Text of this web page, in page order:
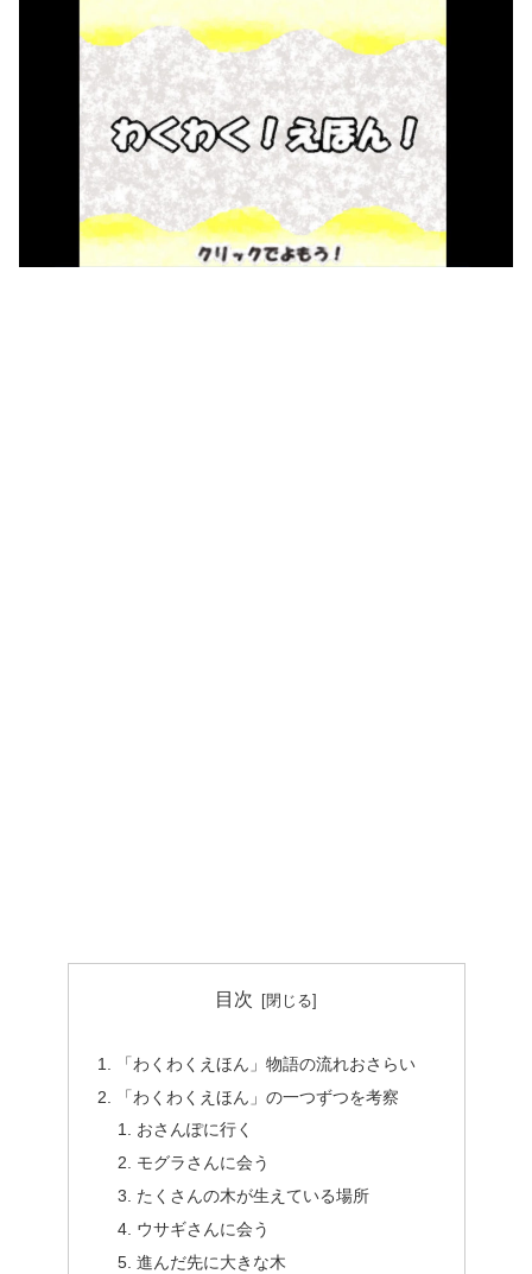
目次
「わくわくえほん」物語の流れおさらい
「わくわくえほん」の一つずつを考察
おさんぽに行く
モグラさんに会う
たくさんの木が生えている場所
ウサギさんに会う
進んだ先に大きな木